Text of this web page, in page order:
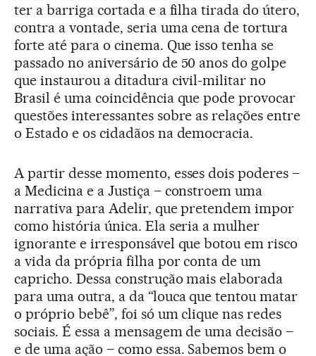
ter a barriga cortada e a filha tirada do útero,
contra a vontade, seria uma cena de tortura
forte até para o cinema. Que isso tenha se
passado no aniversário de 50 anos do golpe
que instaurou a ditadura civil-militar no
Brasil é uma coincidência que pode provocar
questões interessantes sobre as relações entre
o Estado e os cidadãos na democracia.
A partir desse momento, esses dois poderes –
a Medicina e a Justiça – constroem uma
narrativa para Adelir, que pretendem impor
como história única. Ela seria a mulher
ignorante e irresponsável que botou em risco
a vida da própria filha por conta de um
capricho. Dessa construção mais elaborada
para uma outra, a da “louca que tentou matar
o próprio bebê”, foi só um clique nas redes
sociais. É essa a mensagem de uma decisão –
e de uma ação – como essa. Sabemos bem o